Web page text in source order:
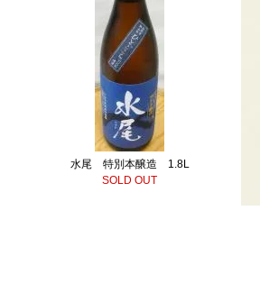
水尾 特別本醸造 1.8L
SOLD OUT